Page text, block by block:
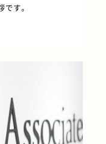
です。